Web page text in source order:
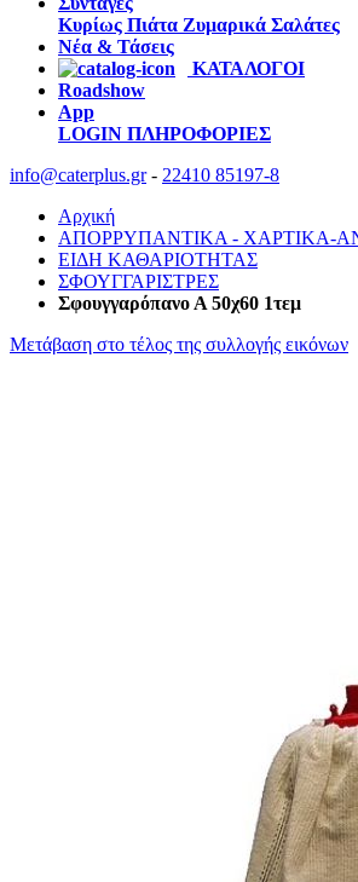
Κυρίως Πιάτα Ζυμαρικά Σαλάτες
Νέα & Τάσεις
ΚΑΤΑΛΟΓΟΙ
Roadshow
App
LOGIN ΠΛΗΡΟΦΟΡΙΕΣ
info@caterplus.gr- 22410 85197-8
Αρχική
ΑΠΟΡΡΥΠΑΝΤΙΚΑ - ΧΑΡΤΙΚΑ-
ΕΙΔΗ ΚΑΘΑΡΙΟΤΗΤΑΣ
ΣΦΟΥΓΓΑΡΙΣΤΡΕΣ
Σφουγγαρόπανο Α 50χ60 1τεμ
Μετάβαση στο τέλος της συλλογής εικόνων